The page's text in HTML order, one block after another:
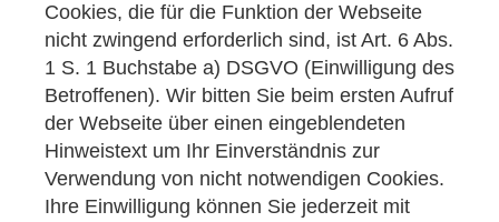
Cookies, die für die Funktion der Webseite
nicht zwingend erforderlich sind, ist Art. 6 Abs.
1 S. 1 Buchstabe a) DSGVO (Einwilligung des
Betroffenen). Wir bitten Sie beim ersten Aufruf
der Webseite über einen eingeblendeten
Hinweistext um Ihr Einverständnis zur
Verwendung von nicht notwendigen Cookies.
Ihre Einwilligung können Sie jederzeit mit